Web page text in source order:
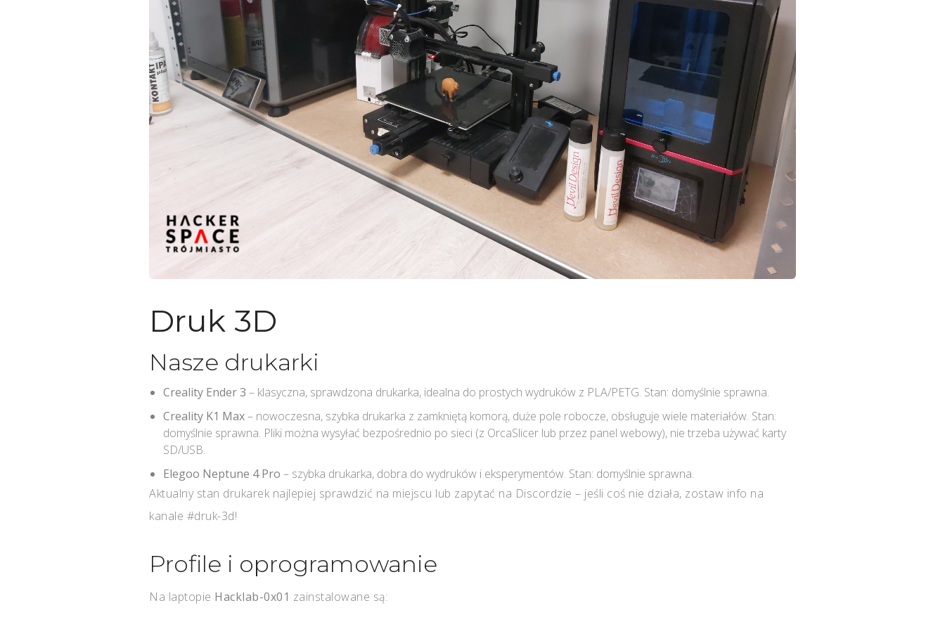
Druk 3D
Nasze drukarki
Creality Ender 3 – klasyczna, sprawdzona drukarka, idealna do prostych wydruków z PLA/PETG. Stan: domyślnie sprawna.
Creality K1 Max– nowoczesna, szybka drukarka z zamkniętą komorą, duże pole robocze, obsługuje wiele materiałów. Stan:
domyślnie sprawna. Pliki można wysyłać bezpośrednio po sieci (z OrcaSlicer lub przez panel webowy), nie trzeba używać karty
SD/USB.
Elegoo Neptune 4 Pro – szybka drukarka, dobra do wydruków i eksperymentów. Stan: domyślnie sprawna.
Aktualny stan drukarek najlepiej sprawdzić na miejscu lub zapytać na Discordzie – jeśli coś nie działa, zostaw info na
kanale #druk-3d!
Profile i oprogramowanie
Na laptopie Hacklab-0x01 zainstalowane są: